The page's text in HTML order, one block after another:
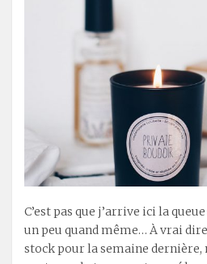
C’est pas que j’arrive ici la
un peu quand même… À vrai
stock pour la semaine dernière,